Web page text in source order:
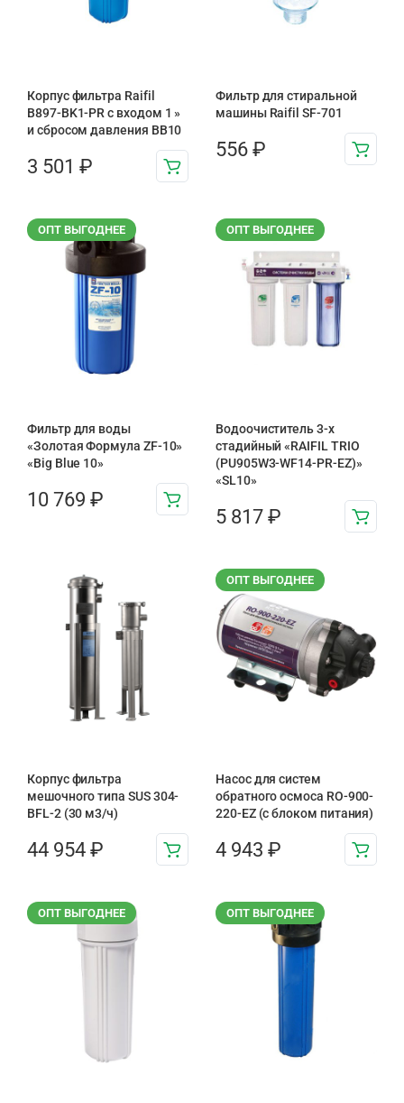
Корпус фильтра Raifil
B897-BK1-PR с входом 1 »
и сбросом давления BB10
3 501 ₽
Фильтр для стиральной
машины Raifil SF-701
556 ₽
ОПТ ВЫГОДНЕЕ
Фильтр для воды
«Золотая Формула ZF-10»
«Big Blue 10»
10 769 ₽
ОПТ ВЫГОДНЕЕ
Водоочиститель 3-х
стадийный «RAIFIL TRIO
(PU905W3-WF14-PR-EZ)»
«SL10»
5 817 ₽
Корпус фильтра
мешочного типа SUS 304-
BFL-2 (30 м3/ч)
44 954 ₽
ОПТ ВЫГОДНЕЕ
Насос для систем
обратного осмоса RO-900-
220-EZ (с блоком питания)
4 943 ₽
ОПТ ВЫГОДНЕЕ ОПТ ВЫГОДНЕЕ